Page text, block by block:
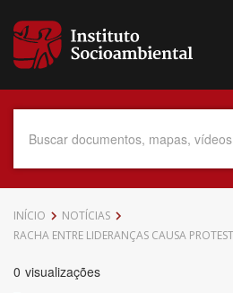
para
conteúdo
Data do Documento
INÍCIO
NOTÍCIAS
RACHA ENTRE LIDERANÇAS CAUSA
0 visualizações